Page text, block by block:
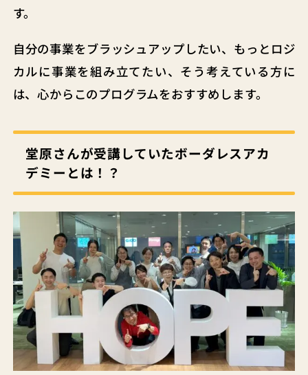
す。
自分の事業をブラッシュアップしたい、もっとロジ
カルに事業を組み立てたい、そう考えている方に
は、心からこのプログラムをおすすめします。
堂原さんが受講していたボーダレスアカ
デミーとは！？